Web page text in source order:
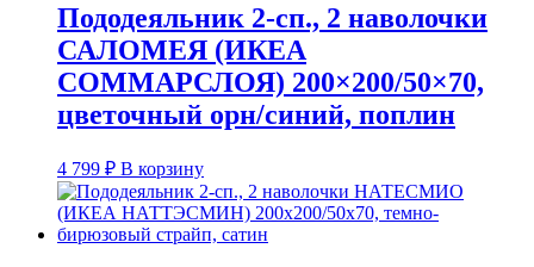
Пододеяльник 2-сп., 2 наволочки
САЛОМЕЯ (ИКЕА
СОММАРСЛОЯ) 200×200/50×70,
цветочный орн/синий, поплин
4 799 ₽ В корзину